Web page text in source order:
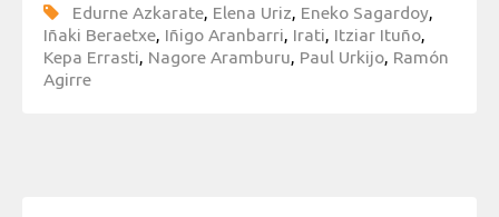
Edurne Azkarate, Elena Uriz, Eneko Sagardoy,
Iñaki Beraetxe, Iñigo Aranbarri, Irati, Itziar Ituño,
Kepa Errasti, Nagore Aramburu, Paul Urkijo, Ramón
Agirre